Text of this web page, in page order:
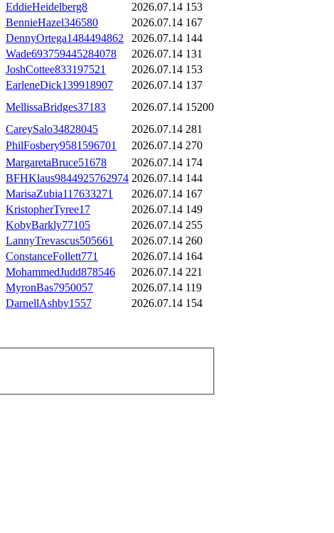
EddieHeidelberg8 2026.07.14 153
BennieHazel346580 2026.07.14 167
DennyOrtega1484494862 2026.07.14 144
Wade693759445284078 2026.07.14 131
JoshCottee833197521 2026.07.14 153
EarleneDick139918907 2026.07.14 137
MellissaBridges37183 2026.07.14 15200
CareySalo34828045 2026.07.14 281
PhilFosbery9581596701 2026.07.14 270
MargaretaBruce51678 2026.07.14 174
BFHKlaus9844925762974 2026.07.14 144
MarisaZubia117633271 2026.07.14 167
KristopherTyree17 2026.07.14 149
KobyBarkly77105 2026.07.14 255
LannyTrevascus505661 2026.07.14 260
ConstanceFollett771 2026.07.14 164
MohammedJudd878546 2026.07.14 221
MyronBas7950057 2026.07.14 119
DarnellAshby1557 2026.07.14 154